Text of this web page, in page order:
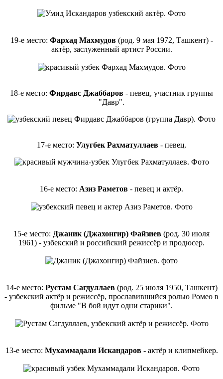
19-е место: Фархад Махмудов(род. 9 мая 1972, Ташкент) -
актёр, заслуженный артист России.
18-е место: Фирдавс Джаббаров - певец, участник группы
"Давр".
17-е место: Улугбек Рахматуллаев- певец.
16-е место: Азиз Раметов - певец и актёр.
15-е место: Джаник (Джахонгир) Файзиев (род. 30 июля
1961) - узбекский и российский режиссёр и продюсер.
14-е место: Рустам Сагдуллаев(род. 25 июля 1950, Ташкент)
- узбекский актёр и режиссёр, прославившийся ролью Ромео в
фильме "В бой идут одни старики".
13-е место: Мухаммадали Искандаров - актёр и клипмейкер.